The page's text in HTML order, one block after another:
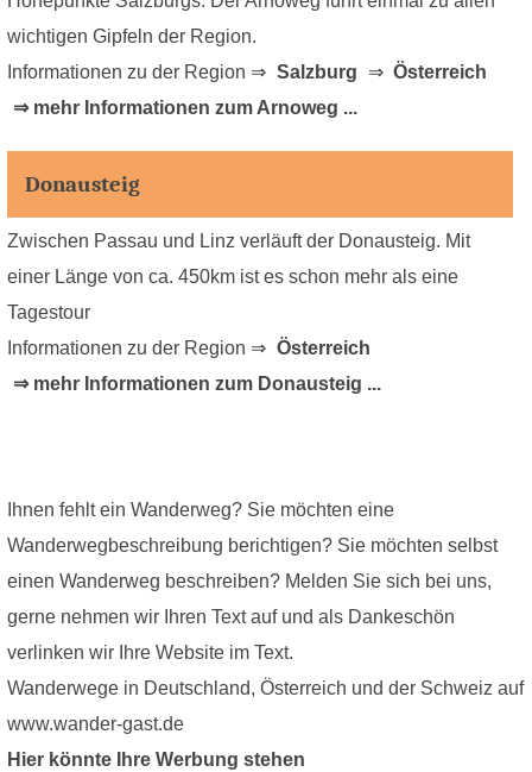
wichtigen Gipfeln der Region.
Informationen zu der Region ⇒ Salzburg ⇒ Österreich
⇒ mehr Informationen zum Arnoweg ...
Donausteig
Zwischen Passau und Linz verläuft der Donausteig. Mit
einer Länge von ca. 450km ist es schon mehr als eine
Tagestour
Informationen zu der Region ⇒ Österreich
⇒ mehr Informationen zum Donausteig ...
Ihnen fehlt ein Wanderweg? Sie möchten eine
Wanderwegbeschreibung berichtigen? Sie möchten selbst
einen Wanderweg beschreiben? Melden Sie sich bei uns,
gerne nehmen wir Ihren Text auf und als Dankeschön
verlinken wir Ihre Website im Text.
Wanderwege in Deutschland, Österreich und der Schweiz auf
www.wander-gast.de
Hier könnte Ihre Werbung stehen